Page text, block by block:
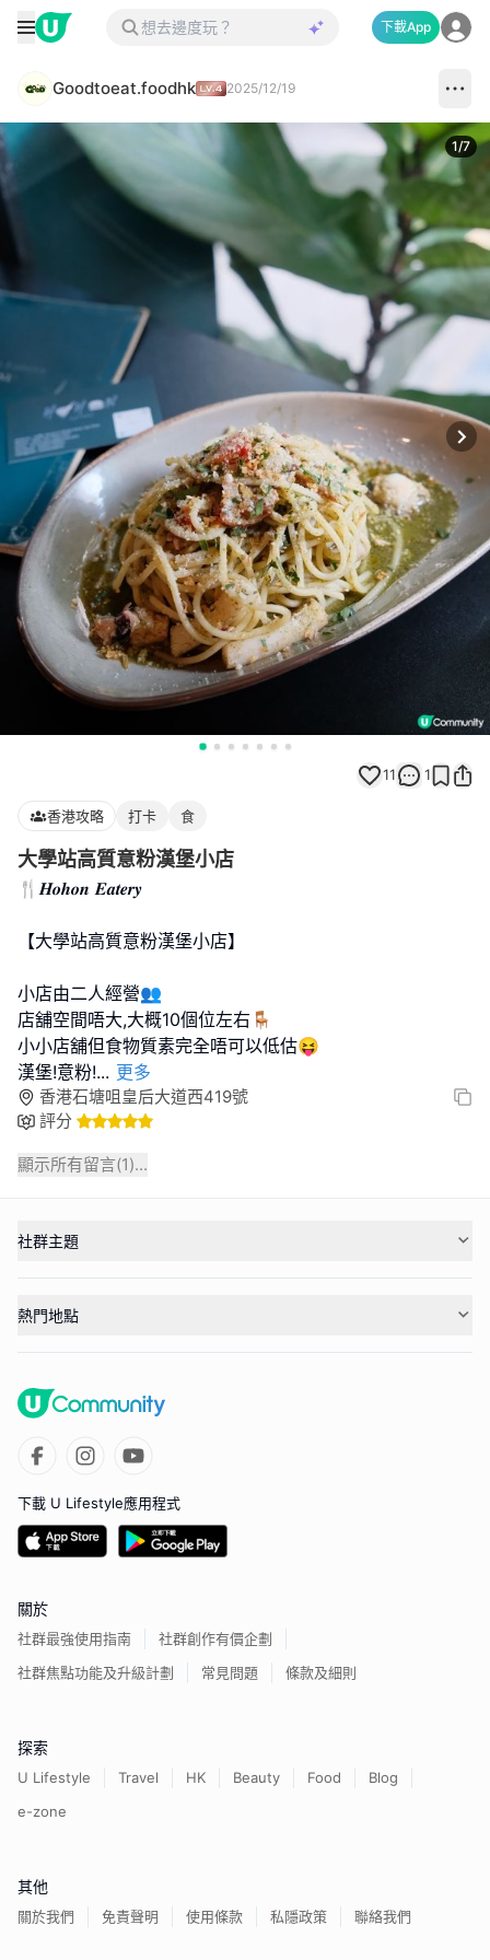
下載App
Goodtoeat.foodhk 2025/12/19
1/7
11 1
香港攻略 打卡 食
大學站高質意粉漢堡小店
🍴𝑯𝒐𝒉𝒐𝒏 𝑬𝒂𝒕𝒆𝒓𝒚
【大學站高質意粉漢堡小店】
小店由二人經營👥
店舖空間唔大,大概10個位左右🪑
小小店舖但食物質素完全唔可以低估😝
漢堡!意粉!... 更多
香港石塘咀皇后大道西419號
評分
顯示所有留言(1)...
社群主題
熱門地點
下載 U Lifestyle應用程式
關於
社群最強使用指南
社群創作有價企劃
社群焦點功能及升級計劃
常見問題 條款及細則
探索
U Lifestyle Travel HK Beauty Food
Blog
e-zone
其他
關於我們 免責聲明 使用條款 私隱政策 聯絡我們